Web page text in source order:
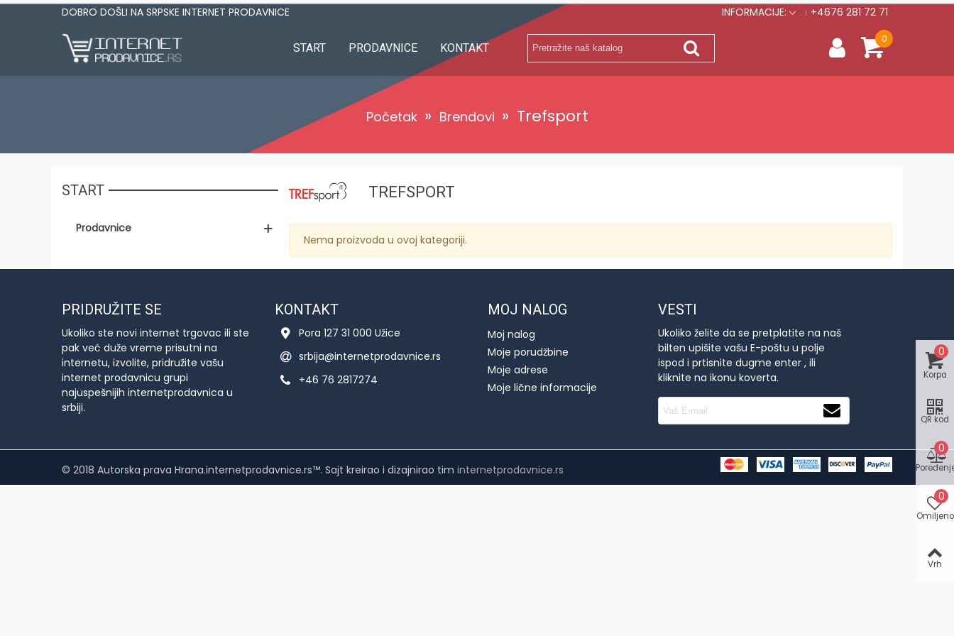
DOBRO DOŠLI NA SRPSKE INTERNET PRODAVNICE INFORMACIJE: +4676 281 72 71
START PRODAVNICE KONTAKT
0
Početak » Brendovi » Trefsport
START
Prodavnice
TREFSPORT
Nema proizvoda u ovoj kategoriji.
PRIDRUŽITE SE
Ukoliko ste novi internet trgovac ili ste
pak već duže vreme prisutni na
internetu, izvolite, pridružite vašu
internet prodavnicu grupi
najuspešnijih internetprodavnica u
srbiji.
KONTAKT
Pora 127 31 000 Užice
srbija@internetprodavnice.rs
+46 76 2817274
MOJ NALOG
Moj nalog
Moje porudžbine
Moje adrese
Moje lične informacije
VESTI
Ukoliko želite da se pretplatite na naš
bilten upišite vašu E-poštu u polje
ispod i prtisnite dugme enter , ili
kliknite na ikonu koverta.
© 2018 Autorska prava Hrana.internetprodavnice.rs™. Sajt kreirao i dizajnirao tim internetprodavnice.rs
Korpa
0
QR kod
0
Omiljeno
0
Vrh